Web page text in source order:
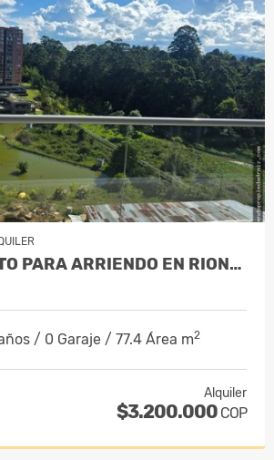
APARTAMENTO PARA ARRIENDO EN RIONEGRO
/ 0 Garaje / 77.4 Área m2
Alquiler
$3.200.000 COP